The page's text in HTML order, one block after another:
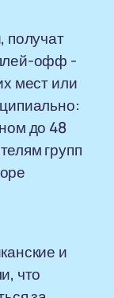
получат
офф -
мест или
до 48
групп
и
что